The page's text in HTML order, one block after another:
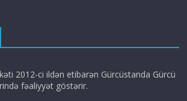
2012-ci ildən etibarən Gürcüstanda Gürcü
fəaliyyət göstərir.